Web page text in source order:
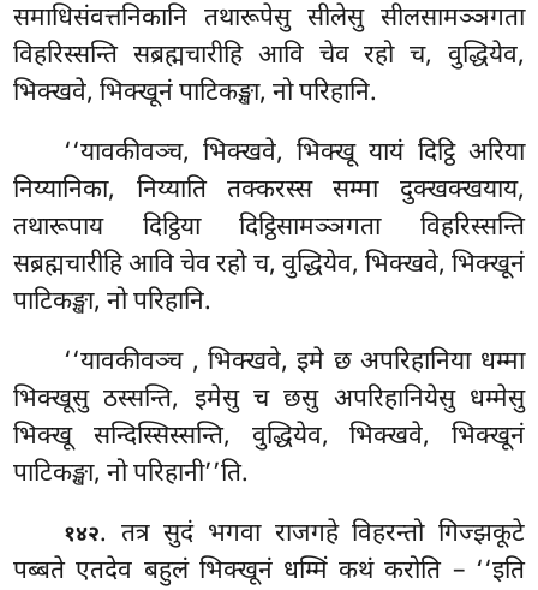
समाधिसंवत्तनिकानि तथारूपेसु सीलेसु सीलसामञ्ञगता
विहरिस्सन्ति सब्रह्मचारीहि आवि चेव रहो च, वुद्धियेव,
भिक्खवे, भिक्खूनं पाटिकङ्खा, नो परिहानि.
‘‘यावकीवञ्च, भिक्खवे, भिक्खू यायं दिट्ठि अरिया
निय्यानिका, निय्याति तक्करस्स सम्मा दुक्खक्खयाय,
तथारूपाय दिट्ठिया दिट्ठिसामञ्ञगता विहरिस्सन्ति
सब्रह्मचारीहि आवि चेव रहो च, वुद्धियेव, भिक्खवे, भिक्खूनं
पाटिकङ्खा, नो परिहानि.
‘‘यावकीवञ्च , भिक्खवे, इमे छ अपरिहानिया धम्मा
भिक्खूसु ठस्सन्ति, इमेसु च छसु अपरिहानियेसु धम्मेसु
भिक्खू सन्दिस्सिस्सन्ति, वुद्धियेव, भिक्खवे, भिक्खूनं
पाटिकङ्खा, नो परिहानी’’ति.
१४२. तत्रसुदं भगवा राजगहे विहरन्तो गिज्झकूटे
पब्बते एतदेव बहुलं भिक्खूनं धम्मिं कथं करोति – ‘‘इति